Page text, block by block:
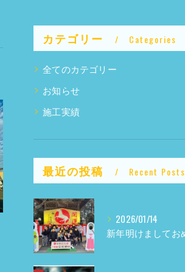
カテゴリー Categories
全てのカテゴリー
お知らせ
施工実績
最近の投稿 Recent Posts
2026/01/14